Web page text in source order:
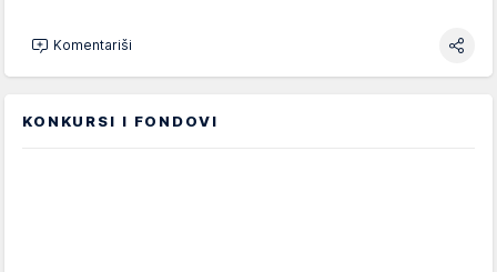
Komentariši
KONKURSI I FONDOVI